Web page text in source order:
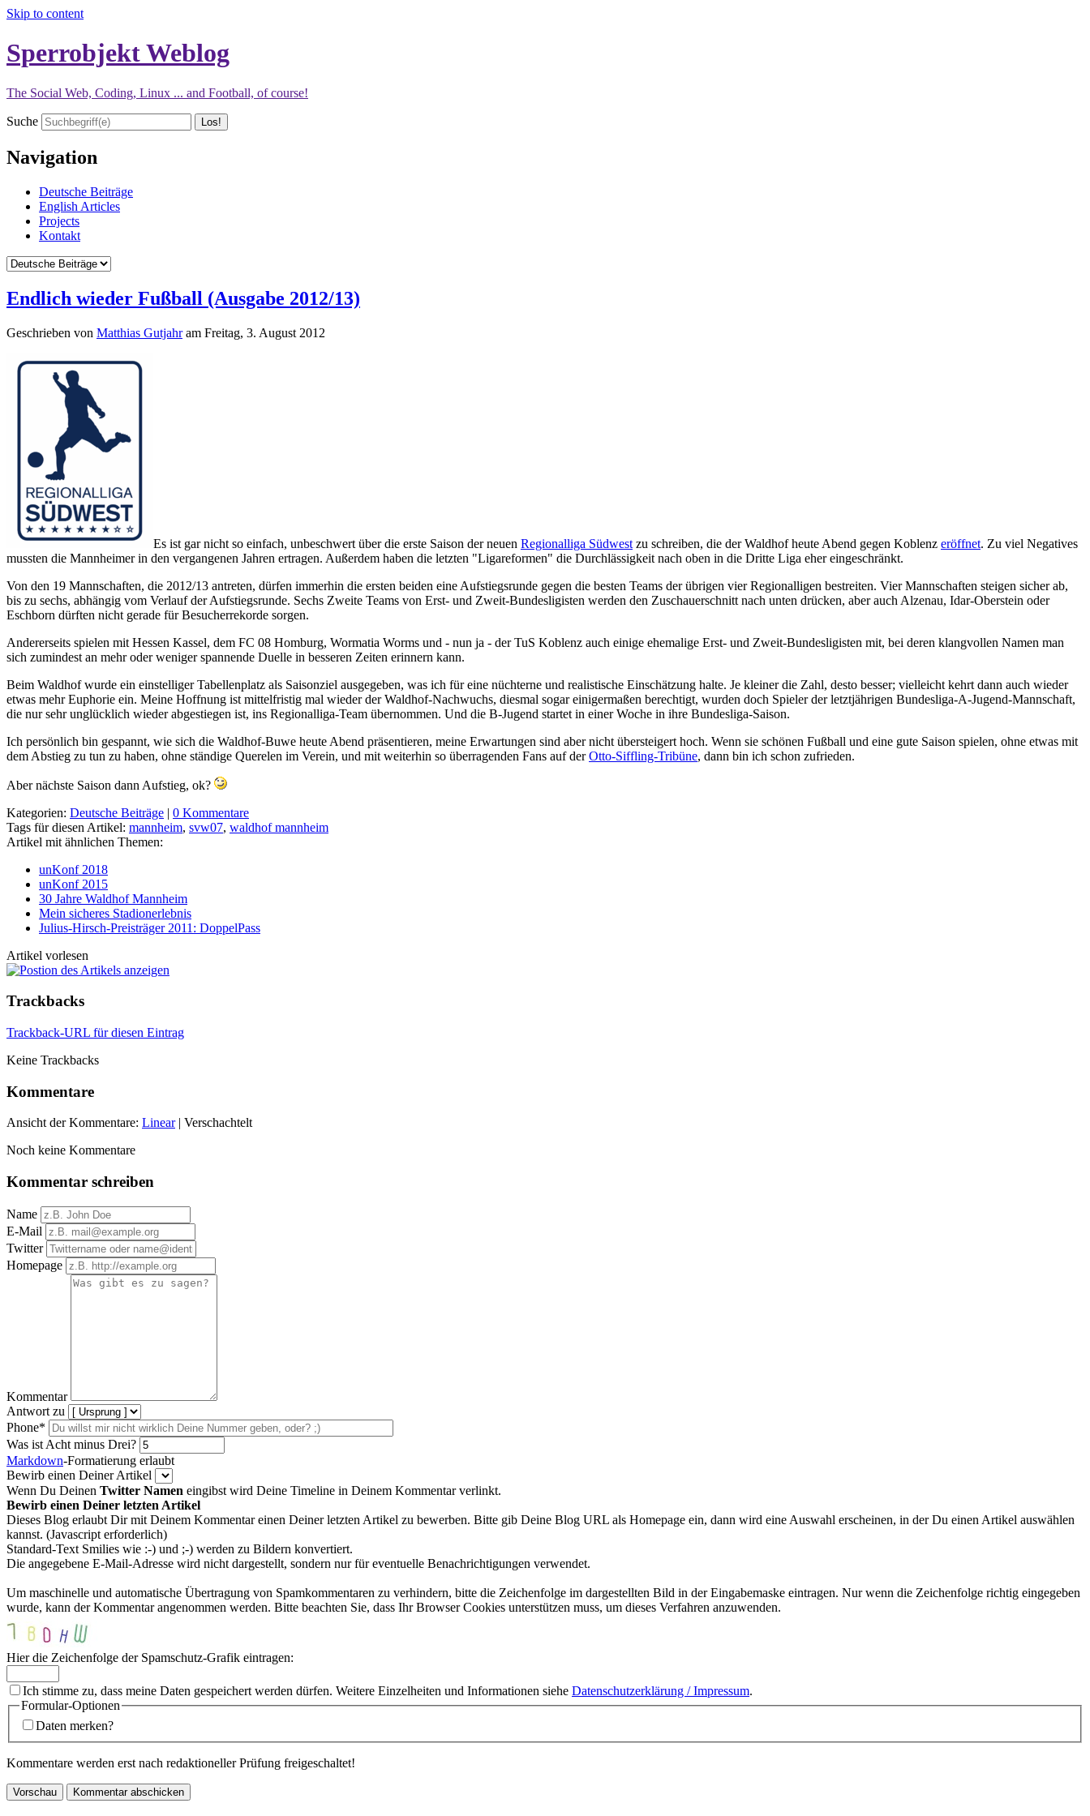
Skip to content
Sperrobjekt Weblog
The Social Web, Coding, Linux ... and Football, of course!
Suche
Navigation
Deutsche Beiträge
English Articles
Projects
Kontakt
Endlich wieder Fußball (Ausgabe 2012/13)
Geschrieben von Matthias Gutjahram Freitag, 3. August 2012
Es ist gar nicht so einfach, unbeschwert über die erste Saison der neuen Regionalliga Südwest zu schreiben, die der Waldhof heute Abend gegen Koblenz eröffnet. Zu viel Negatives
mussten die Mannheimer in den vergangenen Jahren ertragen. Außerdem haben die letzten "Ligareformen" die Durchlässigkeit nach oben in die Dritte Liga eher eingeschränkt.
Von den 19 Mannschaften, die 2012/13 antreten, dürfen immerhin die ersten beiden eine Aufstiegsrunde gegen die besten Teams der übrigen vier Regionalligen bestreiten. Vier Mannschaften steigen sicher ab,
bis zu sechs, abhängig vom Verlauf der Aufstiegsrunde. Sechs Zweite Teams von Erst- und Zweit-Bundesligisten werden den Zuschauerschnitt nach unten drücken, aber auch Alzenau, Idar-Oberstein oder
Eschborn dürften nicht gerade für Besucherrekorde sorgen.
Andererseits spielen mit Hessen Kassel, dem FC 08 Homburg, Wormatia Worms und - nun ja - der TuS Koblenz auch einige ehemalige Erst- und Zweit-Bundesligisten mit, bei deren klangvollen Namen man
sich zumindest an mehr oder weniger spannende Duelle in besseren Zeiten erinnern kann.
Beim Waldhof wurde ein einstelliger Tabellenplatz als Saisonziel ausgegeben, was ich für eine nüchterne und realistische Einschätzung halte. Je kleiner die Zahl, desto besser; vielleicht kehrt dann auch wieder
etwas mehr Euphorie ein. Meine Hoffnung ist mittelfristig mal wieder der Waldhof-Nachwuchs, diesmal sogar einigermaßen berechtigt, wurden doch Spieler der letztjährigen Bundesliga-A-Jugend-Mannschaft,
die nur sehr unglücklich wieder abgestiegen ist, ins Regionalliga-Team übernommen. Und die B-Jugend startet in einer Woche in ihre Bundesliga-Saison.
Ich persönlich bin gespannt, wie sich die Waldhof-Buwe heute Abend präsentieren, meine Erwartungen sind aber nicht übersteigert hoch. Wenn sie schönen Fußball und eine gute Saison spielen, ohne etwas mit
dem Abstieg zu tun zu haben, ohne ständige Querelen im Verein, und mit weiterhin so überragenden Fans auf derOtto-Siffling-Tribüne, dann bin ich schon zufrieden.
Aber nächste Saison dann Aufstieg, ok?
Kategorien: Deutsche Beiträge | 0 Kommentare
Tags für diesen Artikel: mannheim, svw07, waldhof mannheim
Artikel mit ähnlichen Themen:
unKonf 2018
unKonf 2015
30 Jahre Waldhof Mannheim
Mein sicheres Stadionerlebnis
Julius-Hirsch-Preisträger 2011: DoppelPass
Artikel vorlesen
Trackbacks
Trackback-URL für diesen Eintrag
Keine Trackbacks
Kommentare
Ansicht der Kommentare: Linear| Verschachtelt
Noch keine Kommentare
Kommentar schreiben
Name
E-Mail
Twitter
Homepage
Kommentar
Antwort zu
Phone*
Was ist Acht minus Drei?
Markdown-Formatierung erlaubt
Bewirb einen Deiner Artikel
Wenn Du Deinen Twitter Namen eingibst wird Deine Timeline in Deinem Kommentar verlinkt.
Bewirb einen Deiner letzten Artikel
Dieses Blog erlaubt Dir mit Deinem Kommentar einen Deiner letzten Artikel zu bewerben. Bitte gib Deine Blog URL als Homepage ein, dann wird eine Auswahl erscheinen, in der Du einen Artikel auswählen
kannst. (Javascript erforderlich)
Standard-Text Smilies wie :-) und ;-) werden zu Bildern konvertiert.
Die angegebene E-Mail-Adresse wird nicht dargestellt, sondern nur für eventuelle Benachrichtigungen verwendet.
Um maschinelle und automatische Übertragung von Spamkommentaren zu verhindern, bitte die Zeichenfolge im dargestellten Bild in der Eingabemaske eintragen. Nur wenn die Zeichenfolge richtig eingegeben
wurde, kann der Kommentar angenommen werden. Bitte beachten Sie, dass Ihr Browser Cookies unterstützen muss, um dieses Verfahren anzuwenden.
Hier die Zeichenfolge der Spamschutz-Grafik eintragen:
Ich stimme zu, dass meine Daten gespeichert werden dürfen. Weitere Einzelheiten und Informationen siehe Datenschutzerklärung / Impressum.
Formular-Optionen
Daten merken?
Kommentare werden erst nach redaktioneller Prüfung freigeschaltet!